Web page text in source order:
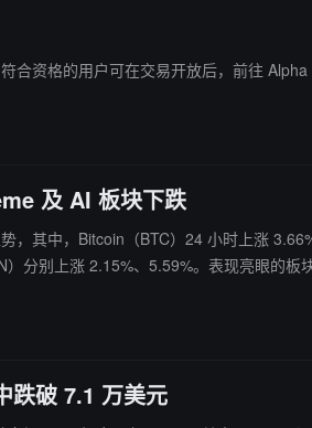
资格的用户可在交易开放后，前往 Alpha
及 AI 板块下跌
其中，Bitcoin（BTC）24 小时上涨
Banana For Scale（BANANA）逆势上
跌破 7.1 万美元